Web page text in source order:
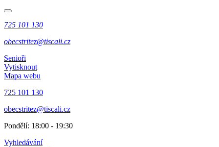
725 101 130
obecstritez@tiscali.cz
Senioři
Vytisknout
Mapa webu
725 101 130
obecstritez@tiscali.cz
Pondělí: 18:00 - 19:30
Vyhledávání